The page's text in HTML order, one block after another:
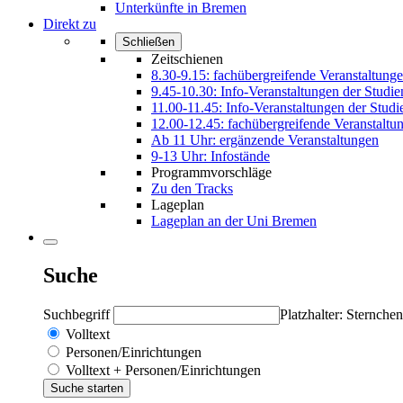
Unterkünfte in Bremen
Direkt zu
Schließen
Zeitschienen
8.30-9.15: fachübergreifende
9.45-10.30: Info-Veranstaltungen der
11.00-11.45: Info-Veranstaltungen der
12.00-12.45: fachübergreifende
Ab 11 Uhr: ergänzende Veranstaltungen
9-13 Uhr: Infostände
Programmvorschläge
Zu den Tracks
Lageplan
Lageplan an der Uni Bremen
Suche
Suchbegriff
Platzhalter:
Volltext
Personen/Einrichtungen
Volltext + Personen/Einrichtungen